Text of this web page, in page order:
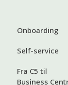
Onboarding
Self-service
Fra C5 til
Business